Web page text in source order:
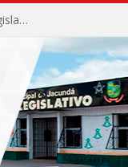
Câmara Municipal de Jacundá abre oficialmente os trabalhos legislativos de 2026